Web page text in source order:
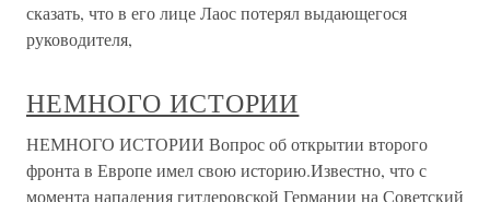
сказать, что в его лице Лаос потерял выдающегося
руководителя,
НЕМНОГО ИСТОРИИ
НЕМНОГО ИСТОРИИ Вопрос об открытии второго
фронта в Европе имел свою историю.Известно, что с
момента нападения гитлеровской Германии на Советский